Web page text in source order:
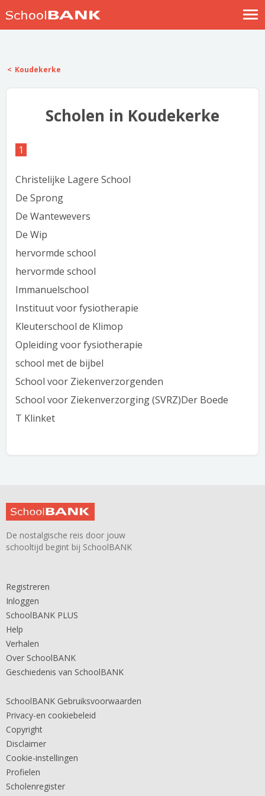
Help
Koudekerke
Scholen in Koudekerke
1
Christelijke Lagere School
De Sprong
De Wantewevers
De Wip
hervormde school
hervormde school
Immanuelschool
Instituut voor fysiotherapie
Kleuterschool de Klimop
Opleiding voor fysiotherapie
school met de bijbel
School voor Ziekenverzorgenden
School voor Ziekenverzorging (SVRZ)Der Boede
T Klinket
De nostalgische reis door jouw
schooltijd begint bij SchoolBANK
Registreren
Inloggen
SchoolBANK PLUS
Help
Verhalen
Over SchoolBANK
Geschiedenis van SchoolBANK
SchoolBANK Gebruiksvoorwaarden
Privacy-en cookiebeleid
Copyright
Disclaimer
Cookie-instellingen
Profielen
Scholenregister